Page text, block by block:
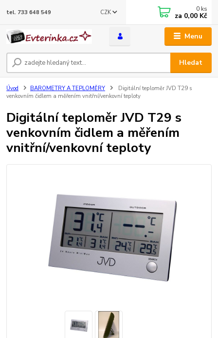
Menu
CZK
Hledat
tel. 733 648 549 0 ks
za 0,00 Kč
Úvod BAROMETRY A TEPLOMĚRY
Digitální teploměr JVD T29 s
venkovním čidlem a měřením vnitřní/venkovní teploty
Digitální teploměr JVD T29 s
venkovním čidlem a měřením
vnitřní/venkovní teploty